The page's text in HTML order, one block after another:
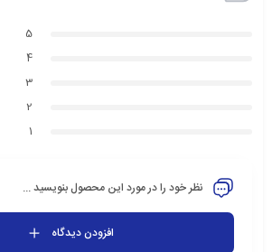
5
4
3
2
1
نظر خود را در مورد این محصول بنویسید ...
افزودن دیدگاه